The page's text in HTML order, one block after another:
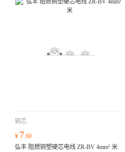
铜芯
¥ 7.60
弘丰 阻燃铜塑硬芯电线 ZR-BV 4mm² 米